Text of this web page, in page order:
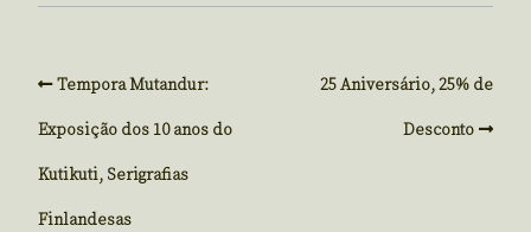
Tempora Mutandur:
Exposição dos 10 anos do
Kutikuti, Serigrafias
Finlandesas
25 Aniversário, 25% de
Desconto